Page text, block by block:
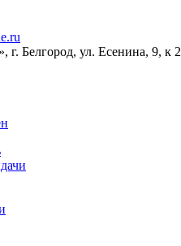
Белгород, ул. Есенина, 9, к 2